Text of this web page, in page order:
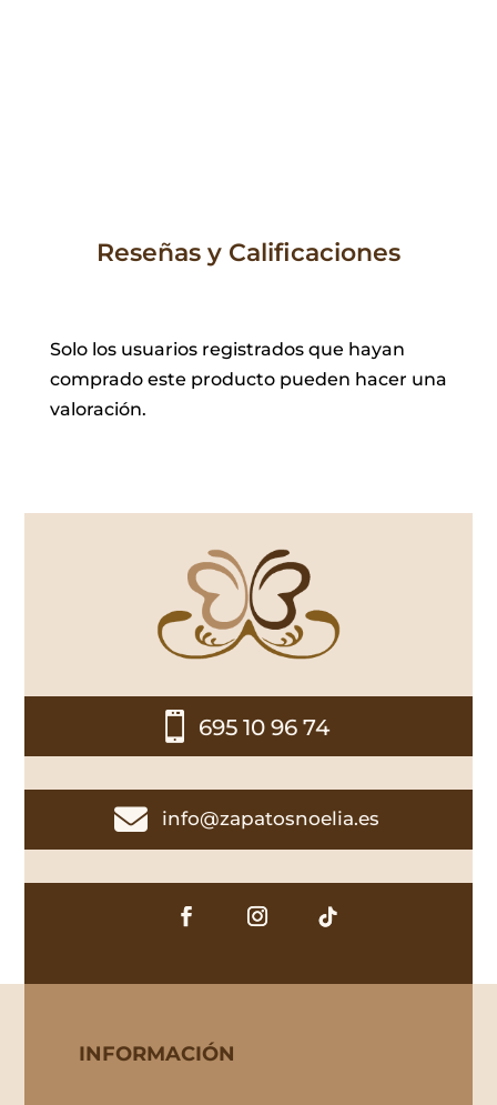
Reseñas y Calificaciones
Solo los usuarios registrados que hayan
comprado este producto pueden hacer una
valoración.
 695 10 96 74
 info@zapatosnoelia.es
INFORMACIÓN